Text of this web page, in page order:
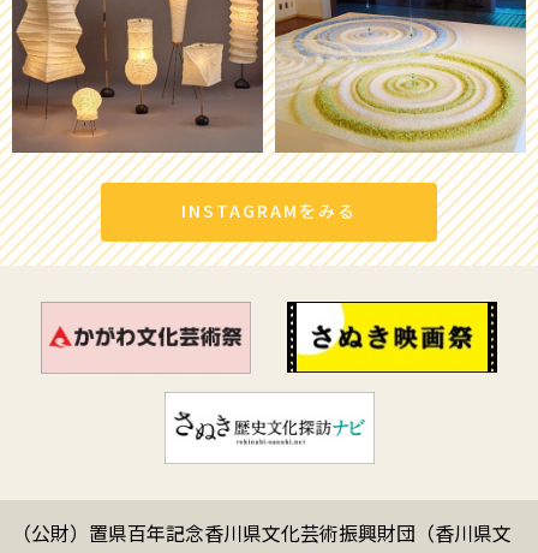
INSTAGRAMをみる
（公財）置県百年記念香川県文化芸術振興財団（香川県文